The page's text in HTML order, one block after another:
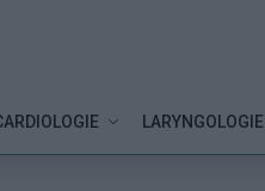
LARYNGOLOGIE